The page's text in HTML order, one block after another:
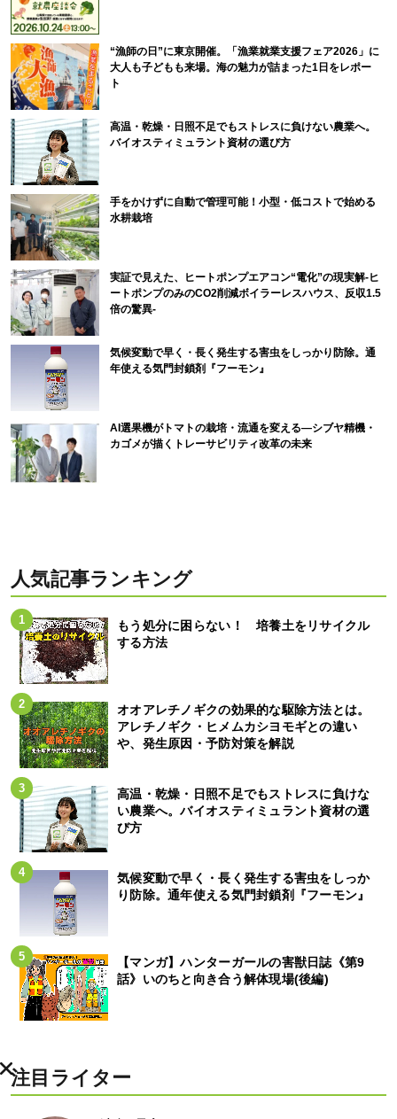
“漁師の日”に東京開催。「漁業就業支援フェア2026」に
大人も子どもも来場。海の魅力が詰まった1日をレポー
ト
高温・乾燥・日照不足でもストレスに負けない農業へ。
バイオスティミュラント資材の選び方
手をかけずに自動で管理可能！小型・低コストで始める
水耕栽培
実証で見えた、ヒートポンプエアコン“電化”の現実解-ヒ
ートポンプのみのCO2削減ボイラーレスハウス、反収1.5
倍の驚異-
気候変動で早く・長く発生する害虫をしっかり防除。通
年使える気門封鎖剤『フーモン』
AI選果機がトマトの栽培・流通を変える―シブヤ精機・
カゴメが描くトレーサビリティ改革の未来
人気記事ランキング
もう処分に困らない！ 培養土をリサイクル
する方法
オオアレチノギクの効果的な駆除方法とは。
アレチノギク・ヒメムカシヨモギとの違い
や、発生原因・予防対策を解説
高温・乾燥・日照不足でもストレスに負けな
い農業へ。バイオスティミュラント資材の選
び方
気候変動で早く・長く発生する害虫をしっか
り防除。通年使える気門封鎖剤『フーモン』
【マンガ】ハンターガールの害獣日誌《第9
話》いのちと向き合う解体現場(後編)
注目ライター